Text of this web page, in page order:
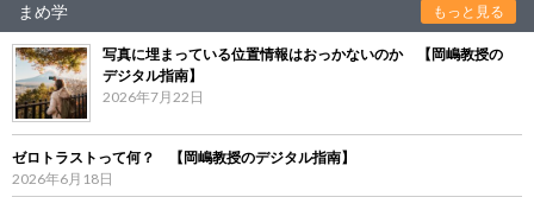
まめ学 もっと見る
写真に埋まっている位置情報はおっかないのか 【岡嶋教授の
デジタル指南】
2026年7月22日
ゼロトラストって何？ 【岡嶋教授のデジタル指南】
2026年6月18日